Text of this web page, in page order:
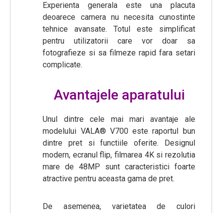
Experienta generala este una placuta
deoarece camera nu necesita cunostinte
tehnice avansate. Totul este simplificat
pentru utilizatorii care vor doar sa
fotografieze si sa filmeze rapid fara setari
complicate.
Avantajele aparatului
Unul dintre cele mai mari avantaje ale
modelului VALA® V700 este raportul bun
dintre pret si functiile oferite. Designul
modern, ecranul flip, filmarea 4K si rezolutia
mare de 48MP sunt caracteristici foarte
atractive pentru aceasta gama de pret.
De asemenea, varietatea de culori